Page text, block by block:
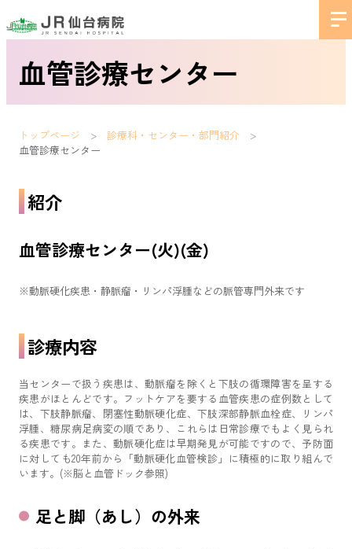
血管診療センター
トップページ
診療科・センター・部門紹介
血管診療センター
紹介
血管診療センター(火)(金)
※動脈硬化疾患・静脈瘤・リンパ浮腫などの脈管専門外来です
診療内容
当センターで扱う疾患は、動脈瘤を除くと下肢の循環障害を呈する
疾患がほとんどです。フットケアを要する血管疾患の症例数として
は、下肢静脈瘤、閉塞性動脈硬化症、下肢深部静脈血栓症、リンパ
浮腫、糖尿病足病変の順であり、これらは日常診療でもよく見られ
る疾患です。また、動脈硬化症は早期発見が可能ですので、予防面
に対しても20年前から「動脈硬化血管検診」に積極的に取り組んで
います。(※脳と血管ドック参照)
足と脚（あし）の外来